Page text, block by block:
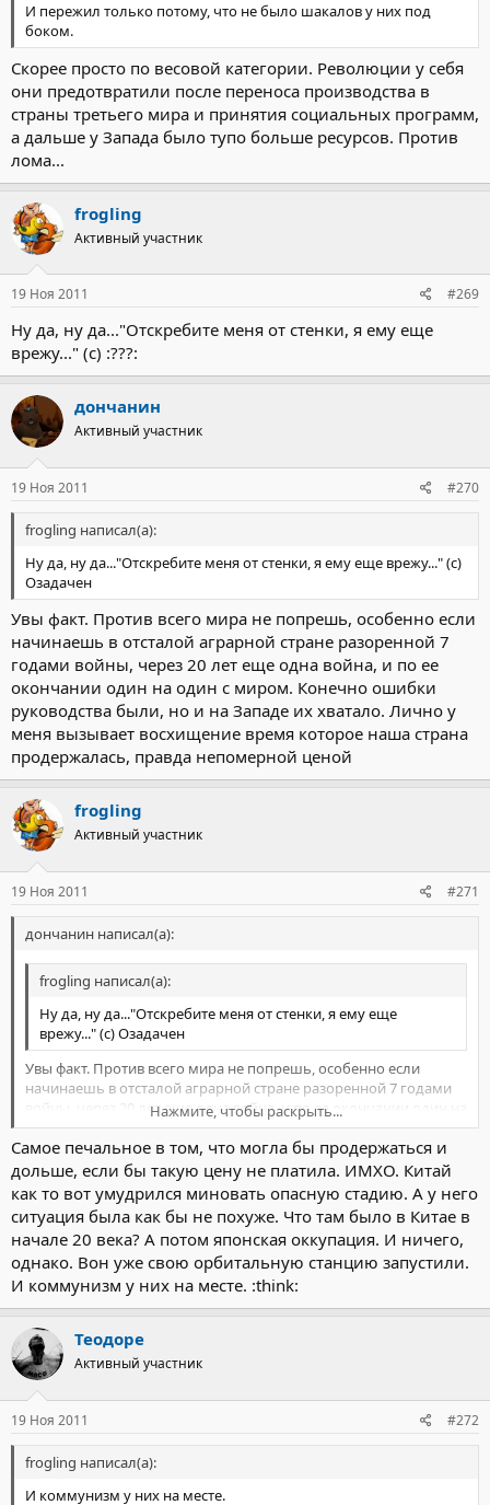
И пережил только потому, что не было шакалов у них под
боком.
Скорее просто по весовой категории. Революции у себя
они предотвратили после переноса производства в
страны третьего мира и принятия социальных программ,
а дальше у Запада было тупо больше ресурсов. Против
лома...
frogling
Активный участник
19 Ноя 2011 #269
Ну да, ну да..."Отскребите меня от стенки, я ему еще
врежу..." (с) :???:
дончанин
Активный участник
19 Ноя 2011 #270
frogling написал(а):
Ну да, ну да..."Отскребите меня от стенки, я ему еще врежу..." (с)
Озадачен
Увы факт. Против всего мира не попрешь, особенно если
начинаешь в отсталой аграрной стране разоренной 7
годами войны, через 20 лет еще одна война, и по ее
окончании один на один с миром. Конечно ошибки
руководства были, но и на Западе их хватало. Лично у
меня вызывает восхищение время которое наша страна
продержалась, правда непомерной ценой
frogling
Активный участник
19 Ноя 2011 #271
дончанин написал(а):
frogling написал(а):
Ну да, ну да..."Отскребите меня от стенки, я ему еще
врежу..." (с) Озадачен
Нажмите, чтобы раскрыть...
Увы факт. Против всего мира не попрешь, особенно если
начинаешь в отсталой аграрной стране разоренной 7 годами
войны, через 20 лет еще одна война, и по ее окончании один на
один с миром. Конечно ошибки руководства были, но и на
Западе их хватало. Лично у меня вызывает восхищение время
которое наша страна продержалась, правда непомерной
Нажмите, чтобы раскрыть...
Самое печальное в том, что могла бы продержаться и
дольше, если бы такую цену не платила. ИМХО. Китай
как то вот умудрился миновать опасную стадию. А у него
ситуация была как бы не похуже. Что там было в Китае в
начале 20 века? А потом японская оккупация. И ничего,
однако. Вон уже свою орбитальную станцию запустили.
И коммунизм у них на месте. :think:
Теодоре
Активный участник
19 Ноя 2011 #272
frogling написал(а):
И коммунизм у них на месте.